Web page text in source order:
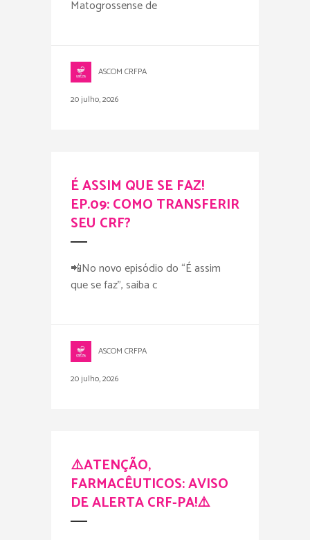
Matogrossense de
ASCOM CRFPA
20 julho, 2026
É ASSIM QUE SE FAZ!
EP.09: COMO TRANSFERIR
SEU CRF?
📲No novo episódio do “É assim
que se faz”, saiba c
ASCOM CRFPA
20 julho, 2026
⚠️ATENÇÃO,
FARMACÊUTICOS: AVISO
DE ALERTA CRF-PA!⚠️